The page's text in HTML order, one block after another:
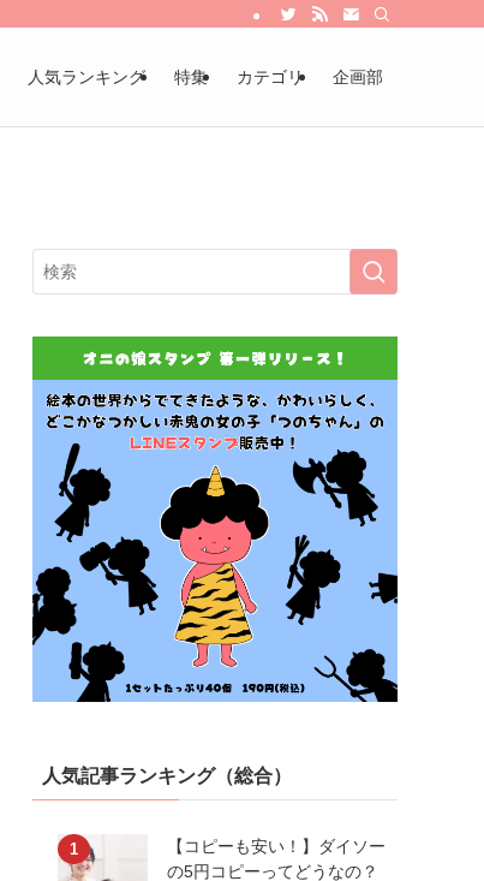
人気ランキング 特集 カテゴリ 企画部
人気記事ランキング（総合）
【コピーも安い！】ダイソー
の5円コピーってどうなの？